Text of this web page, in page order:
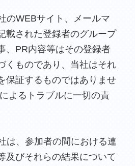
のWEBサイト、メールマ
載された登録者のグループ
、PR内容等はその登録者
くものであり、当社はそれ
保証するものではありませ
よるトラブルに一切の責
は、参加者の間における連
及びそれらの結果について